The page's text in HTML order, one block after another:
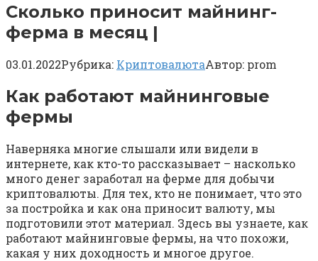
Сколько приносит майнинг-
ферма в месяц |
03.01.2022Рубрика: КриптовалютаАвтор: prom
Как работают майнинговые
фермы
Наверняка многие слышали или видели в
интернете, как кто-то рассказывает – насколько
много денег заработал на ферме для добычи
криптовалюты. Для тех, кто не понимает, что это
за постройка и как она приносит валюту, мы
подготовили этот материал. Здесь вы узнаете, как
работают майнинговые фермы, на что похожи,
какая у них доходность и многое другое.